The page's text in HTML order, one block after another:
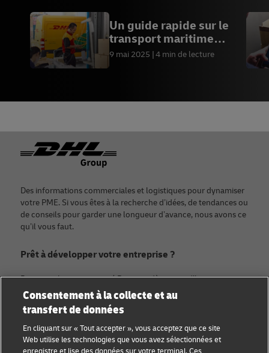
Un guide rapide sur le
transport maritime
durable B2B
9 mai 2025 4 min de lecture
Footer
Des informations commerciales et logistiques pour dynamiser
votre PME. Si vous êtes à la recherche d’idées, de tendances ou
de conseils pour garder une longueur d’avance, nous avons ce
qu’il vous faut.
Prêt à développer votre entreprise ?
Rejoignez la communauté Discover dès aujourd’hui.
Catégories
Conseils aux petites
entreprises
À propos de DHL
Consentement à la collecte et au
transfert de données
En cliquant sur « Tout accepter », vous acceptez que ce site
Web utilise les technologies que vous avez sélectionnées et